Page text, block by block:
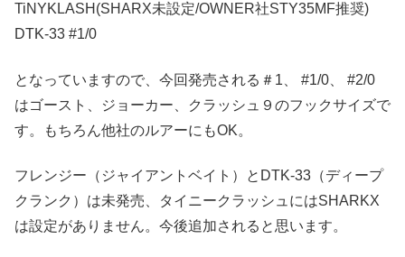
TiNYKLASH(SHARX未設定/OWNER社STY35MF推奨)
DTK-33 #1/0
となっていますので、今回発売される＃1、 #1/0、 #2/0
はゴースト、ジョーカー、クラッシュ９のフックサイズで
す。もちろん他社のルアーにもOK。
フレンジー（ジャイアントベイト）とDTK-33（ディープ
クランク）は未発売、タイニークラッシュにはSHARKX
は設定がありません。今後追加されると思います。